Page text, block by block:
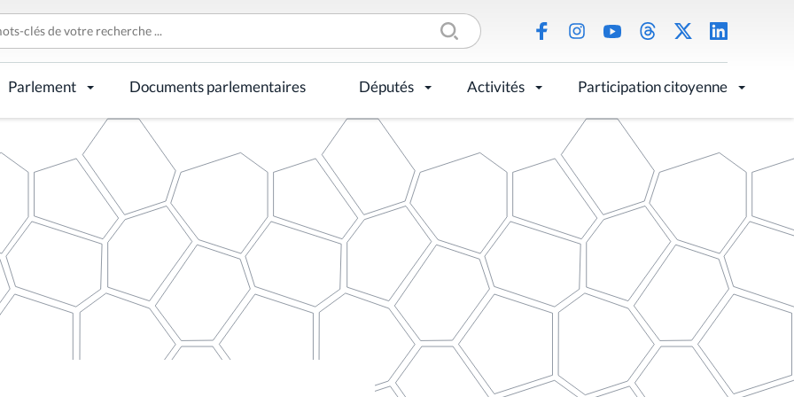
Parlement Documents parlementaires Députés Activités Participation citoyenne